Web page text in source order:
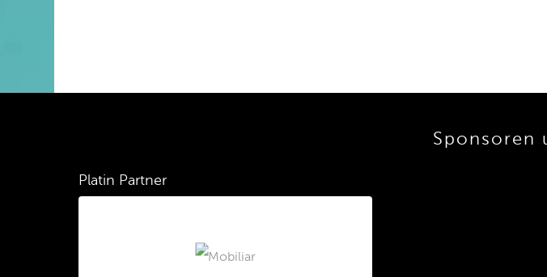
Sponsoren
Platin Partner